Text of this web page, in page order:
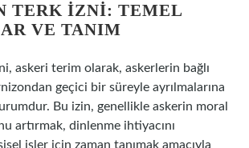
TERK İZNI: TEMEL
VE TANIM
askeri terim olarak, askerlerin bağlı
geçici bir süreyle ayrılmalarına
Bu izin, genellikle askerin moral
artırmak, dinlenme ihtiyacını
işler için zaman tanımak amacıyla